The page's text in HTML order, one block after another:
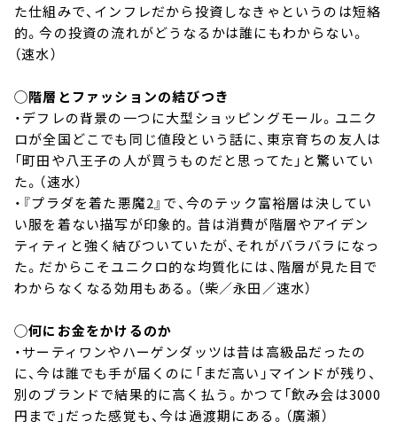
た仕組みで、インフレだから投資しなきゃというのは短絡
的。今の投資の流れがどうなるかは誰にもわからない。
（速水）
◯階層とファッションの結びつき
・デフレの背景の一つに大型ショッピングモール。ユニク
ロが全国どこでも同じ値段という話に、東京育ちの友人は
「町田や八王子の人が買うものだと思ってた」と驚いてい
た。（速水）
・『プラダを着た悪魔2』で、今のテック富裕層は決してい
い服を着ない描写が印象的。昔は消費が階層やアイデン
ティティと強く結びついていたが、それがバラバラになっ
た。だからこそユニクロ的な均質化には、階層が見た目で
わからなくなる効用もある。（柴／永田／速水）
◯何にお金をかけるのか
・サーティワンやハーゲンダッツは昔は高級品だったの
に、今は誰でも手が届くのに「まだ高い」マインドが残り、
別のブランドで結果的に高く払う。かつて「飲み会は3000
円まで」だった感覚も、今は過渡期にある。（廣瀬）